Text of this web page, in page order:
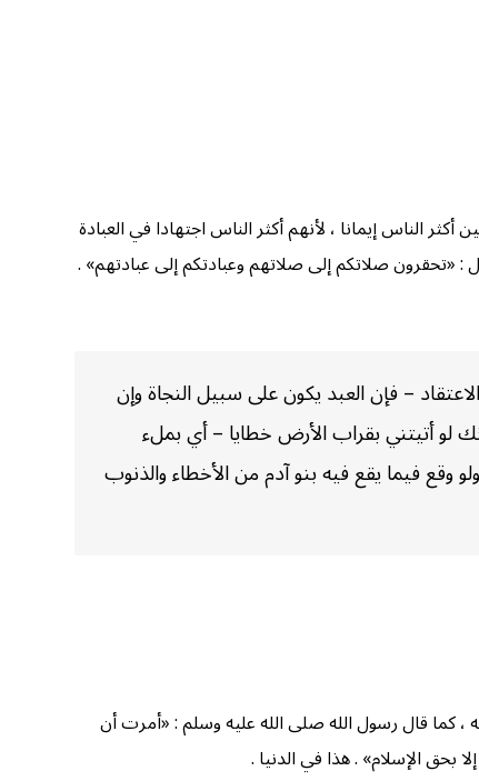
الناس إيمانا ، لأنهم أكثر الناس اجتهادا في العبادة
: «تحقرون صلاتكم إلى صلاتهم وعبادتكم إلى عبادتهم» .
– فإن العبد يكون على سبيل النجاة وإن
لو أتيتني بقراب الأرض خطايا – أي بملء
فيما يقع فيه بنو آدم من الأخطاء والذنوب
، كما قال رسول الله صلى الله عليه وسلم : «أمرت أن
بحق الإسلام» . هذا في الدنيا .